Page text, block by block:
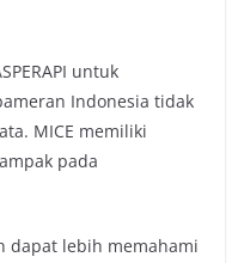
untuk
Indonesia tidak
MICE memiliki
pada
dapat lebih memahami